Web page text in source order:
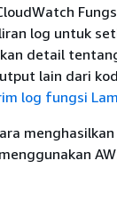
log untuk
detail
lain dari
log fungsi